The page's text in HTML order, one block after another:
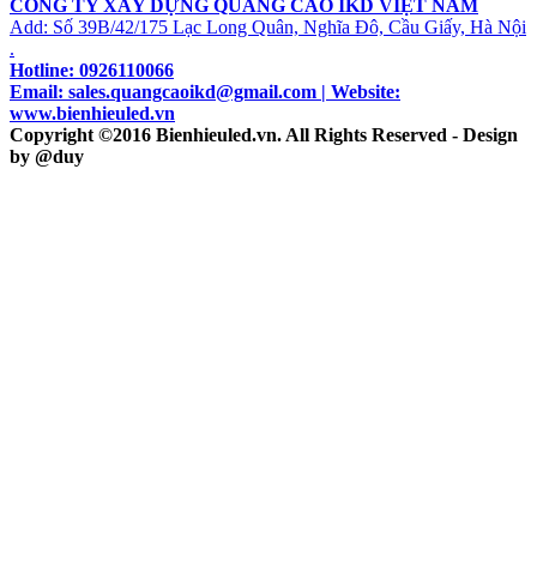
CÔNG TY XÂY DỰNG QUẢNG CÁO IKD VIỆT NAM
Add: Số 39B/42/175 Lạc Long Quân, Nghĩa Đô, Cầu Giấy, Hà Nội
.
Hotline: 0926110066
Email: sales.quangcaoikd@gmail.com | Website:
www.bienhieuled.vn
Copyright ©2016 Bienhieuled.vn. All Rights Reserved - Design
by @duy